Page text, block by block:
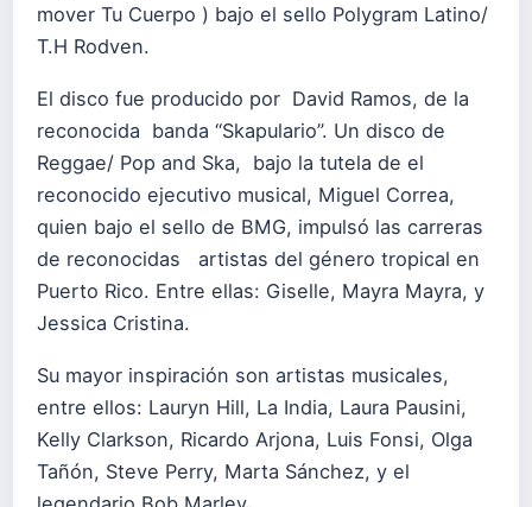
mover Tu Cuerpo ) bajo el sello Polygram Latino/
T.H Rodven.
El disco fue producido por David Ramos, de la
reconocida banda “Skapulario”. Un disco de
Reggae/ Pop and Ska, bajo la tutela de el
reconocido ejecutivo musical, Miguel Correa,
quien bajo el sello de BMG, impulsó las carreras
de reconocidas artistas del género tropical en
Puerto Rico. Entre ellas: Giselle, Mayra Mayra, y
Jessica Cristina.
Su mayor inspiración son artistas musicales,
entre ellos: Lauryn Hill, La India, Laura Pausini,
Kelly Clarkson, Ricardo Arjona, Luis Fonsi, Olga
Tañón, Steve Perry, Marta Sánchez, y el